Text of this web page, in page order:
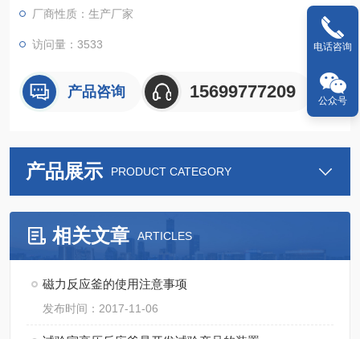
厂商性质：生产厂家
访问量：3533
产品咨询 15699777209
产品展示 PRODUCT CATEGORY
相关文章 ARTICLES
磁力反应釜的使用注意事项
发布时间：2017-11-06
电话咨询
公众号